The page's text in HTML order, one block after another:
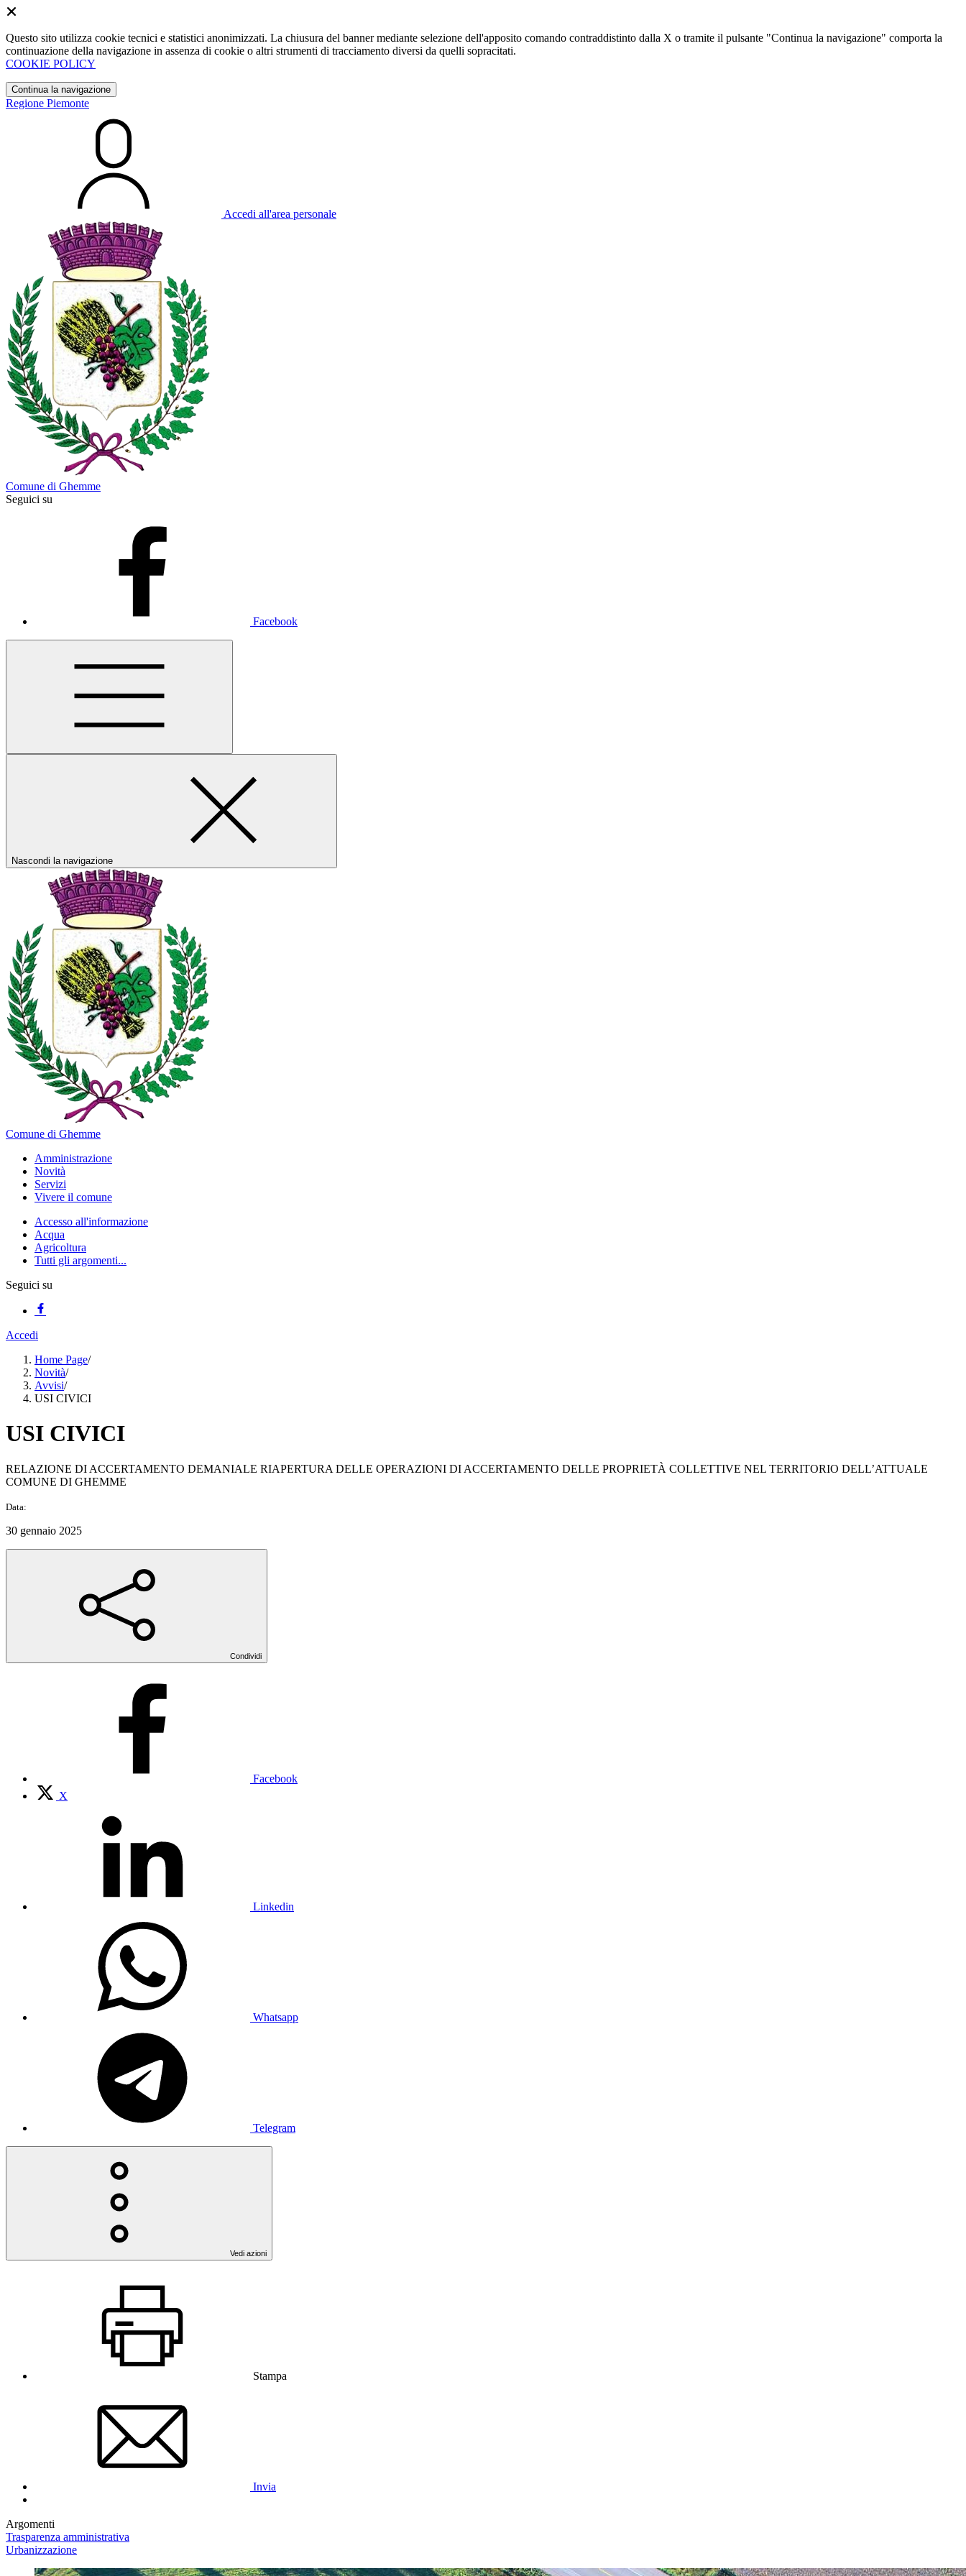
Questo sito utilizza cookie tecnici e statistici anonimizzati. La chiusura del banner mediante selezione dell'apposito comando contraddistinto dalla X o tramite il pulsante "Continua la navigazione" comporta la
continuazione della navigazione in assenza di cookie o altri strumenti di tracciamento diversi da quelli sopracitati.
COOKIE POLICY
Continua la navigazione
Regione Piemonte
Accedi all'area personale
Comune di Ghemme
Seguici su
Facebook
Nascondi la navigazione
Comune di Ghemme
Amministrazione
Novità
Servizi
Vivere il comune
Accesso all'informazione
Acqua
Agricoltura
Tutti gli argomenti...
Seguici su
Accedi
Home Page/
Novità/
Avvisi/
USI CIVICI
USI CIVICI
RELAZIONE DI ACCERTAMENTO DEMANIALE RIAPERTURA DELLE OPERAZIONI DI ACCERTAMENTO DELLE PROPRIETÀ COLLETTIVE NEL TERRITORIO DELL’ATTUALE
COMUNE DI GHEMME
Data:
30 gennaio 2025
Condividi
Facebook
X
Linkedin
Whatsapp
Telegram
Vedi azioni
Stampa
Invia
Argomenti
Trasparenza amministrativa
Urbanizzazione